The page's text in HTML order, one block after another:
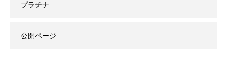
プラチナ
公開ページ